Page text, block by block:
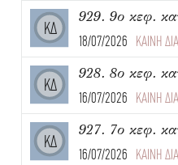
ΚΔ
929. 9ο κεφ.
18/07/2026 ΚΑΙΝΗ
ΚΔ
928. 8ο κεφ.
16/07/2026 ΚΑΙΝΗ
ΚΔ
927. 7ο κεφ.
16/07/2026 ΚΑΙΝΗ